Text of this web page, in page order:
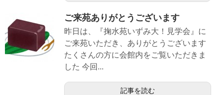
ご来苑ありがとうございます
昨日は、『掬水苑いずみ大！見学会』に
ご来苑いただき、ありがとうございます
たくさんの方に会館内をご覧いただきま
した 今回...
記事を読む